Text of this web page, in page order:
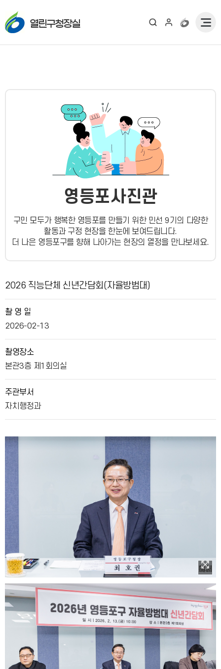
열린구청장실
영등포사진관
구민 모두가 행복한 영등포를 만들기 위한 민선 9기의 다양한
활동과 구정 현장을 한눈에 보여드립니다.
더 나은 영등포구를 향해 나아가는 현장의 열정을 만나보세요.
2026 직능단체 신년간담회(자율방범대)
촬 영 일
2026-02-13
촬영장소
본관3층 제1회의실
주관부서
자치행정과
이미지 확대보기